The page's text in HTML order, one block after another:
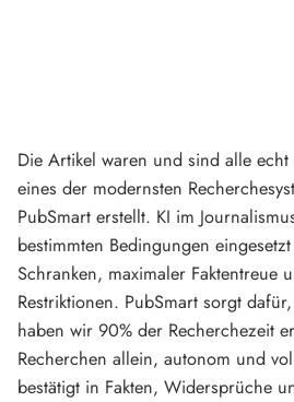
Die Artikel waren und sind alle
eines der modernsten
PubSmart erstellt. KI im
bestimmten Bedingungen
Schranken, maximaler Faktentreue
Restriktionen. PubSmart sorgt
haben wir 90% der Recherchezeit
Recherchen allein, autonom und
bestätigt in Fakten, Widersprüche